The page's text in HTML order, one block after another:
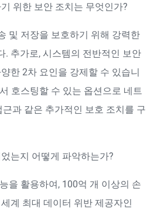
위한 보안 조치는 무엇인가?
및 저장을 보호하기 위해 강력한
. 추가로, 시스템의 전반적인 보안
한 2차 요인을 강제할 수 있습니
호스팅할 수 있는 옵션으로 네트
근과 같은 추가적인 보호 조치를 구
는지 어떻게 파악하는가?
을 활용하여, 100억 개 이상의 손
계 최대 데이터 위반 제공자인